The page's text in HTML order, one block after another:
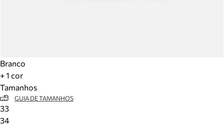
Branco
+ 1 cor
Tamanhos
GUIA DE TAMANHOS
33
34